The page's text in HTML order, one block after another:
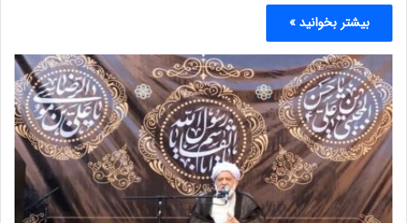
بیشتر بخوانید »